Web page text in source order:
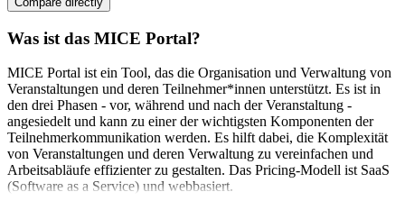
Was ist das MICE Portal?
MICE Portal ist ein Tool, das die Organisation und Verwaltung von
Veranstaltungen und deren Teilnehmer*innen unterstützt. Es ist in
den drei Phasen - vor, während und nach der Veranstaltung -
angesiedelt und kann zu einer der wichtigsten Komponenten der
Teilnehmerkommunikation werden. Es hilft dabei, die Komplexität
von Veranstaltungen und deren Verwaltung zu vereinfachen und
Arbeitsabläufe effizienter zu gestalten. Das Pricing-Modell ist SaaS
(Software as a Service) und webbasiert.